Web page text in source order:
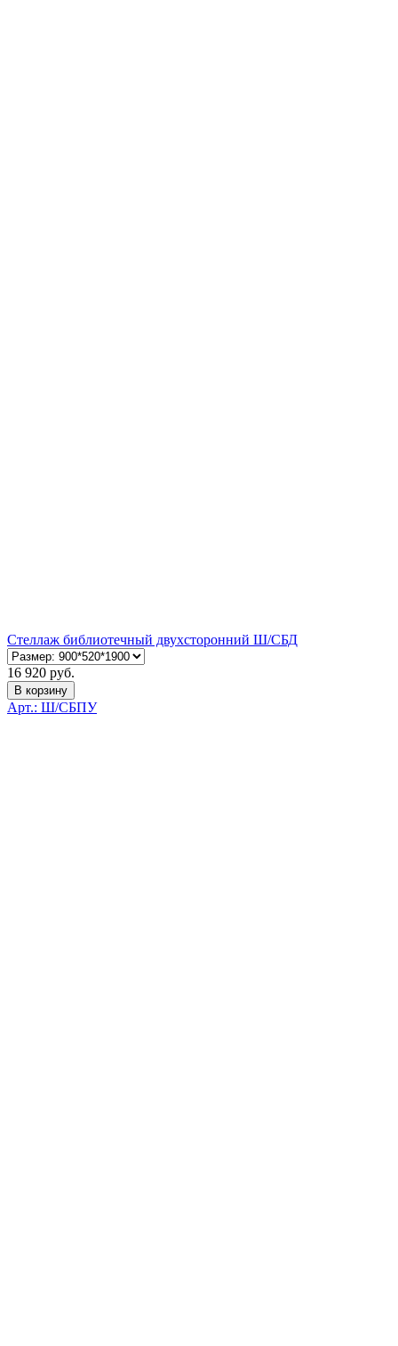
Стеллаж библиотечный двухсторонний Ш/СБД
16 920 руб.
В корзину
Арт.: Ш/СБПУ